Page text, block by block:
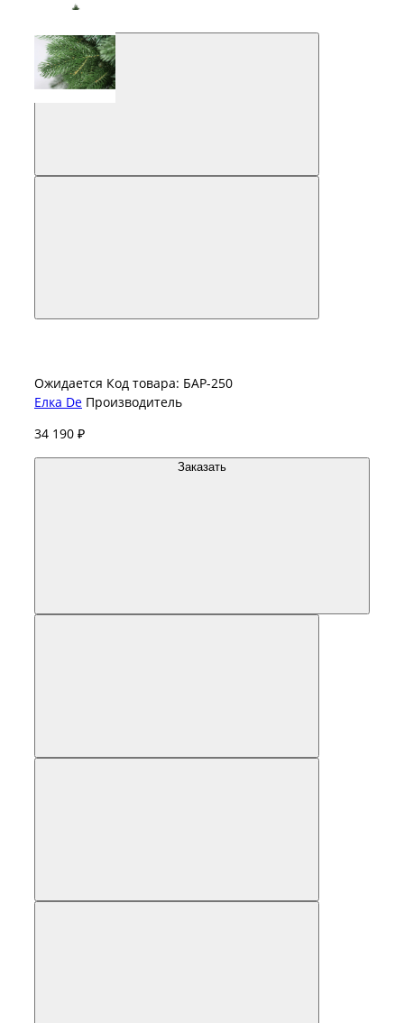
Ожидается Код товара: БАР-250
Елка De Производитель
34 190 ₽
Заказать